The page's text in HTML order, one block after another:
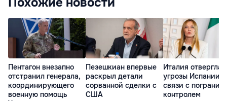
Пентагон внезапно
отстранил генерала,
координирующего
военную помощь
Пезешкиан впервые
раскрыл детали
сорванной сделки с
США
Италия отвергла
угрозы Испании в
связи с
контролем